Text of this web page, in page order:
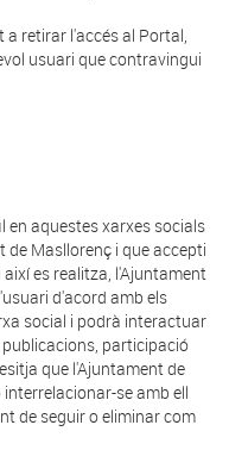
a retirar l'accés al Portal,
usuari que contravingui
en aquestes xarxes socials
Masllorenç i que accepti
es realitza, l'Ajuntament
d'acord amb els
social i podrà interactuar
participació
que l'Ajuntament de
se amb ell
de seguir o eliminar com